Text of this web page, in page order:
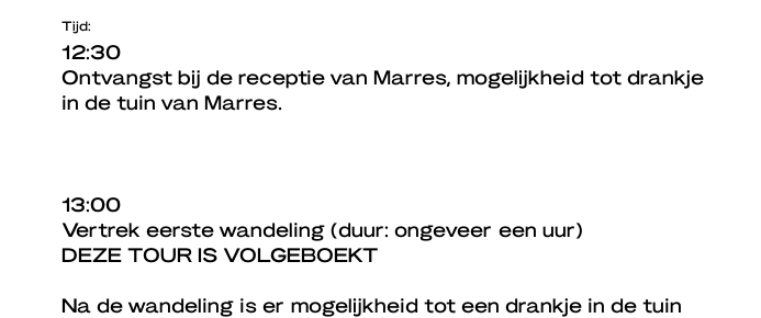
Tijd:
12:30
Ontvangst bij de receptie van Marres, mogelijkheid tot drankje
in de tuin van Marres.
13:00
Vertrek eerste wandeling (duur: ongeveer een uur)
DEZE TOUR IS VOLGEBOEKT
Na de wandeling is er mogelijkheid tot een drankje in de tuin